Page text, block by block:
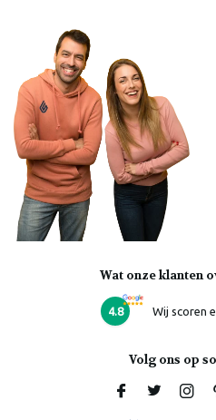
Wat onze klanten
4.8 Wij scoren
Volg ons op
Online